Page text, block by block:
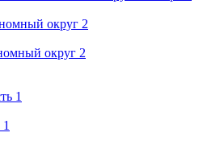
округ 2
округ 2
1
1